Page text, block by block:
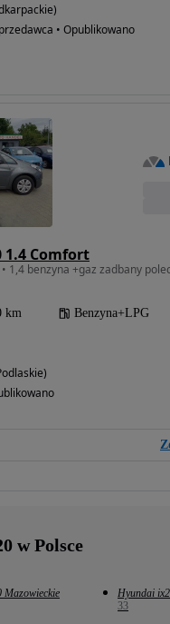
• Opublikowano
1.4 Comfort
1,4 benzyna +gaz zadbany
km Benzyna+LPG
w Polsce
Mazowieckie
Hyundai
33